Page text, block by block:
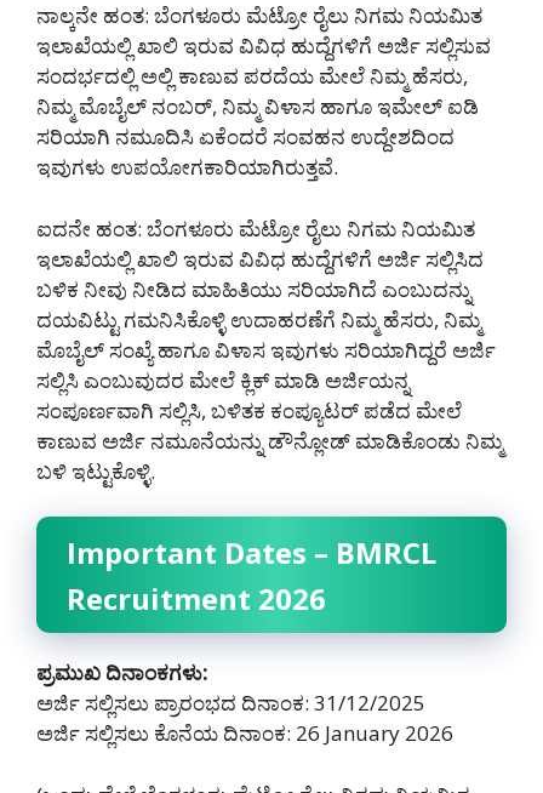
ನಾಲ್ಕನೇ ಹಂತ: ಬೆಂಗಳೂರು ಮೆಟ್ರೋ ರೈಲು ನಿಗಮ ನಿಯಮಿತ
ಇಲಾಖೆಯಲ್ಲಿ ಖಾಲಿ ಇರುವ ವಿವಿಧ ಹುದ್ದೆಗಳಿಗೆ ಅರ್ಜಿ ಸಲ್ಲಿಸುವ
ಸಂದರ್ಭದಲ್ಲಿ ಅಲ್ಲಿ ಕಾಣುವ ಪರದೆಯ ಮೇಲೆ ನಿಮ್ಮ ಹೆಸರು,
ನಿಮ್ಮ ಮೊಬೈಲ್ ನಂಬರ್, ನಿಮ್ಮ ವಿಳಾಸ ಹಾಗೂ ಇಮೇಲ್ ಐಡಿ
ಸರಿಯಾಗಿ ನಮೂದಿಸಿ ಏಕೆಂದರೆ ಸಂವಹನ ಉದ್ದೇಶದಿಂದ
ಇವುಗಳು ಉಪಯೋಗಕಾರಿಯಾಗಿರುತ್ತವೆ.
ಐದನೇ ಹಂತ: ಬೆಂಗಳೂರು ಮೆಟ್ರೋ ರೈಲು ನಿಗಮ ನಿಯಮಿತ
ಇಲಾಖೆಯಲ್ಲಿ ಖಾಲಿ ಇರುವ ವಿವಿಧ ಹುದ್ದೆಗಳಿಗೆ ಅರ್ಜಿ ಸಲ್ಲಿಸಿದ
ಬಳಿಕ ನೀವು ನೀಡಿದ ಮಾಹಿತಿಯು ಸರಿಯಾಗಿದೆ ಎಂಬುದನ್ನು
ದಯವಿಟ್ಟು ಗಮನಿಸಿಕೊಳ್ಳಿ ಉದಾಹರಣೆಗೆ ನಿಮ್ಮ ಹೆಸರು, ನಿಮ್ಮ
ಮೊಬೈಲ್ ಸಂಖ್ಯೆ ಹಾಗೂ ವಿಳಾಸ ಇವುಗಳು ಸರಿಯಾಗಿದ್ದರೆ ಅರ್ಜಿ
ಸಲ್ಲಿಸಿ ಎಂಬುವುದರ ಮೇಲೆ ಕ್ಲಿಕ್ ಮಾಡಿ ಅರ್ಜಿಯನ್ನ
ಸಂಪೂರ್ಣವಾಗಿ ಸಲ್ಲಿಸಿ, ಬಳಿತಕ ಕಂಪ್ಯೂಟರ್ ಪಡೆದ ಮೇಲೆ
ಕಾಣುವ ಅರ್ಜಿ ನಮೂನೆಯನ್ನು ಡೌನ್ಲೋಡ್ ಮಾಡಿಕೊಂಡು ನಿಮ್ಮ
ಬಳಿ ಇಟ್ಟುಕೊಳ್ಳಿ.
Important Dates – BMRCL
Recruitment 2026
ಪ್ರಮುಖ ದಿನಾಂಕಗಳು:
ಅರ್ಜಿ ಸಲ್ಲಿಸಲು ಪ್ರಾರಂಭದ ದಿನಾಂಕ: 31/12/2025
ಅರ್ಜಿ ಸಲ್ಲಿಸಲು ಕೊನೆಯ ದಿನಾಂಕ: 26 January 2026